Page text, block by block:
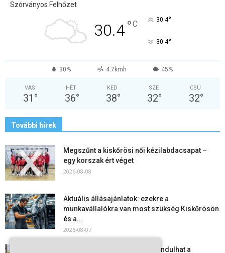
Szórványos Felhőzet
30.4°C 30.4°
30.4°
30% 4.7kmh 45%
VAS
31 °
HÉT
36°
KED
38°
SZE
32°
CSÜ
32°
További hírek
Megszűnt a kiskőrösi női kézilabdacsapat –
egy korszak ért véget
2026-08-08
Aktuális állásajánlatok: ezekre a
munkavállalókra van most szükség Kiskőrösön
és a...
2026-08-07
Vitézy Dávid: már ősszel újraindulhat a